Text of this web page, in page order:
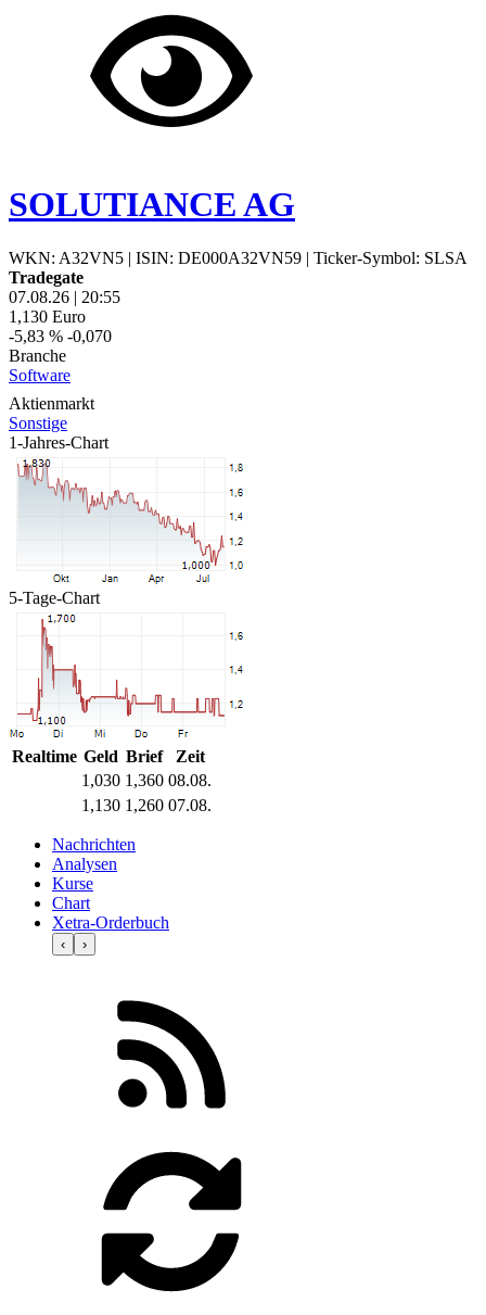
SOLUTIANCE AG
WKN: A32VN5 | ISIN: DE000A32VN59 | Ticker-Symbol: SLSA
Tradegate
07.08.26 | 20:55
1,130 Euro
-5,83 % -0,070
Branche
Software
Aktienmarkt
Sonstige
1-Jahres-Chart
5-Tage-Chart
Realtime Geld Brief
Zeit
1,030 1,360 08.08.
1,130 1,260 07.08.
Nachrichten
Analysen
Kurse
Chart
Xetra-Orderbuch
‹ ›